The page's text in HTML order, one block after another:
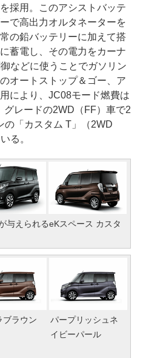
採用。このアシストバッテ
で高出力オルタネーターを
の鉛バッテリーに加えて搭
蓄電し、その電力をカーナ
などに使うことでガソリン
オートストップ＆ゴー、ア
により、JC08モード燃費は
グレードの2WD（FF）車で2
の「カスタム T」（2WD
る。
与えられるeKスペース カスタ
ブラウン
パープリッシュネ
イビーパール